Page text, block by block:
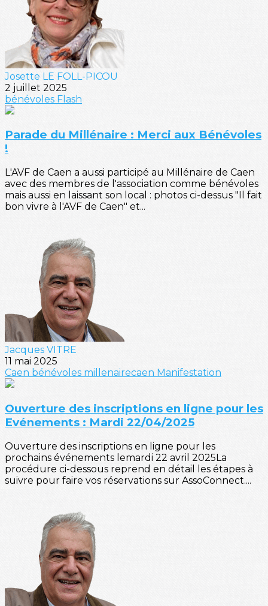
Josette LE FOLL-PICOU
2 juillet 2025
bénévoles Flash
Parade du Millénaire : Merci aux Bénévoles
!
L'AVF de Caen a aussi participé au Millénaire de Caen
avec des membres de l'association comme bénévoles
mais aussi en laissant son local : photos ci-dessus "Il fait
bon vivre à l'AVF de Caen" et...
Jacques VITRE
11 mai 2025
Caen bénévoles millenairecaen Manifestation
Ouverture des inscriptions en ligne pour les
Evénements : Mardi 22/04/2025
Ouverture des inscriptions en ligne pour les
prochains événements lemardi 22 avril 2025La
procédure ci-dessous reprend en détail les étapes à
suivre pour faire vos réservations sur AssoConnect....